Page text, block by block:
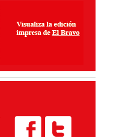
que generan molestias
2026